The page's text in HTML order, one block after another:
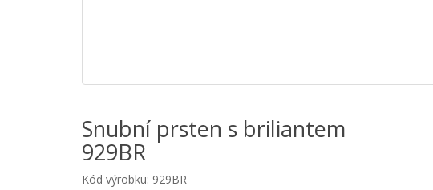
Snubní prsten s briliantem
929BR
Kód výrobku: 929BR